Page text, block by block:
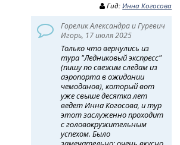
Гид:Инна Когосова
Горелик Александра и Гуревич
Игорь, 17 июля 2025
Только что вернулись из
тура "Ледниковый экспресс"
(пишу по свежим следам из
аэропорта в ожидании
чемоданов), который вот
уже свыше десятка лет
ведет Инна Когосова, и тур
этот заслуженно проходит
с головокружительным
успехом. Было